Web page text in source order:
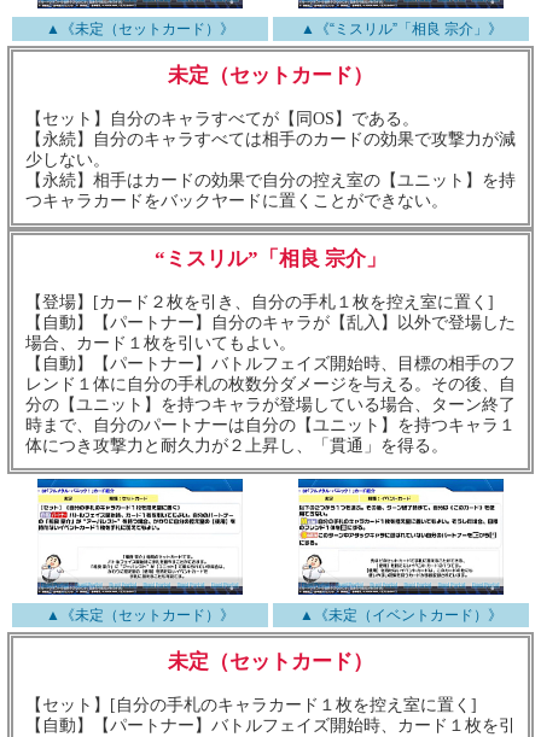
▲《未定（セットカード）》 ▲《“ミスリル”「相良 宗介」》
未定（セットカード）
【セット】自分のキャラすべてが【同OS】である。
【永続】自分のキャラすべては相手のカードの効果で攻撃力が減
少しない。
【永続】相手はカードの効果で自分の控え室の【ユニット】を持
つキャラカードをバックヤードに置くことができない。
“ミスリル”「相良 宗介」
【登場】[カード２枚を引き、自分の手札１枚を控え室に置く]
【自動】【パートナー】自分のキャラが【乱入】以外で登場した
場合、カード１枚を引いてもよい。
【自動】【パートナー】バトルフェイズ開始時、目標の相手のフ
レンド１体に自分の手札の枚数分ダメージを与える。その後、自
分の【ユニット】を持つキャラが登場している場合、ターン終了
時まで、自分のパートナーは自分の【ユニット】を持つキャラ１
体につき攻撃力と耐久力が２上昇し、「貫通」を得る。
▲《未定（セットカード）》 ▲《未定（イベントカード）》
未定（セットカード）
【セット】[自分の手札のキャラカード１枚を控え室に置く]
【自動】【パートナー】バトルフェイズ開始時、カード１枚を引